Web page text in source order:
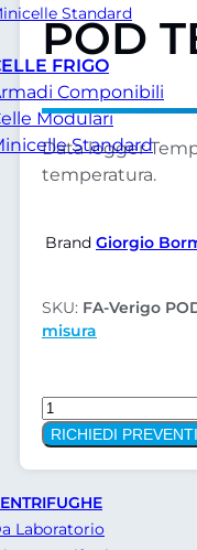
Standard
FRIGO
Componibili
Modulari
Standard
Laboratorio
POD
Data logger
temperatura.
Brand Giorgio
SKU: FA-Verigo
misura
Verigo
datalogger
temperatura-
esterna
POD
RICHIEDI